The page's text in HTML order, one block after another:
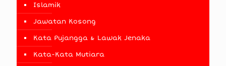
Islamik
Jawatan Kosong
Kata Pujangga & Lawak Jenaka
Kata-Kata Mutiara